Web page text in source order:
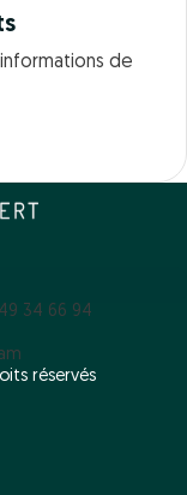
de
34 66 94
réservés